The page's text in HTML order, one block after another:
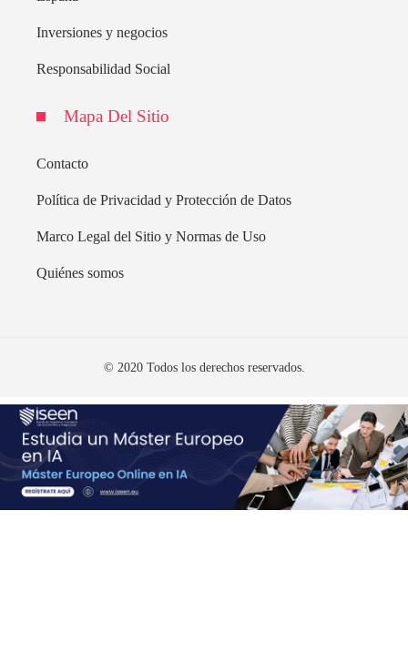
Inversiones y negocios
Responsabilidad Social
Mapa Del Sitio
Contacto
Política de Privacidad y Protección de Datos
Marco Legal del Sitio y Normas de Uso
Quiénes somos
© 2020 Todos los derechos reservados.